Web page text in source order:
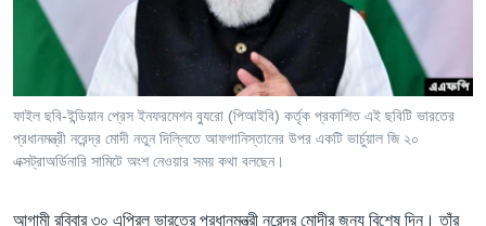
Learning English
FOLLOW US
ফাইল ছবি-ইন্ডিয়ান প্রেস ইনফরমেশন ব্যুরো (পিআইবি) কর্তৃক প্রকাশিত এই ছবিটি ভারতের
প্রধানমন্ত্রী নরেন্দ্র মোদী নতুন দিল্লিতে আফগানিস্তানের উপর একটি ভার্চুয়াল জি ২০
এক্সট্রাঅর্ডিনারি সামিটে অংশ নেওয়ার সময় কথা বলছেন।
আগামী রবিবার ৩০ এপ্রিল ভারতের প্রধানমন্ত্রী নরেন্দ্র মোদীর জন্য বিশেষ দিন। তাঁর